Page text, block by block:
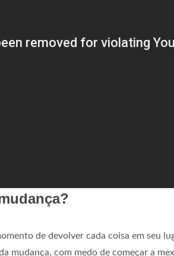
de devolver cada coisa em seu
mudança, com medo de começar a